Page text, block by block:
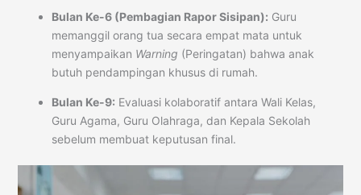
Bulan Ke-6 (Pembagian Rapor Sisipan): Guru
memanggil orang tua secara empat mata untuk
menyampaikan Warning (Peringatan) bahwa anak
butuh pendampingan khusus di rumah.
Bulan Ke-9: Evaluasi kolaboratif antara Wali Kelas,
Guru Agama, Guru Olahraga, dan Kepala Sekolah
sebelum membuat keputusan final.